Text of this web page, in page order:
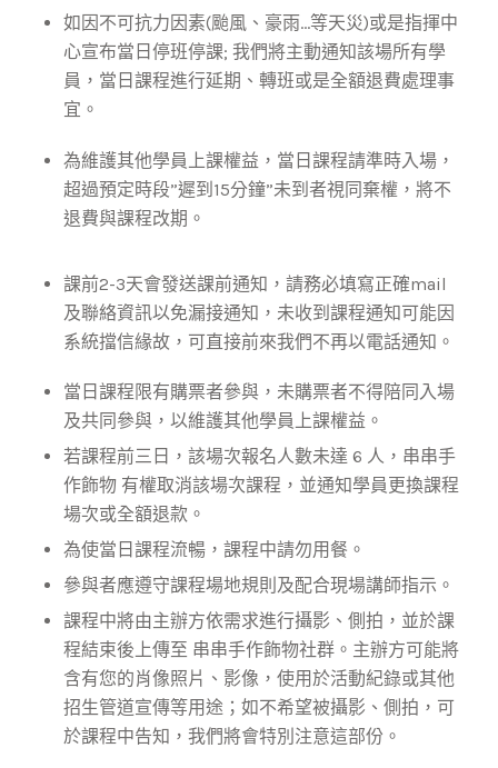
如因不可抗力因素(颱風、豪雨…等天災)或是指揮中
心宣布當日停班停課; 我們將主動通知該場所有學
員，當日課程進行延期、轉班或是全額退費處理事
宜。
為維護其他學員上課權益，當日課程請準時入場，
超過預定時段”遲到15分鐘”未到者視同棄權，將不
退費與課程改期。
課前2-3天會發送課前通知，請務必填寫正確mail
及聯絡資訊以免漏接通知，未收到課程通知可能因
系統擋信緣故，可直接前來我們不再以電話通知。
當日課程限有購票者參與，未購票者不得陪同入場
及共同參與，以維護其他學員上課權益。
若課程前三日，該場次報名人數未達 6 人，串串手
作飾物 有權取消該場次課程，並通知學員更換課程
場次或全額退款。
為使當日課程流暢，課程中請勿用餐。
參與者應遵守課程場地規則及配合現場講師指示。
課程中將由主辦方依需求進行攝影、側拍，並於課
程結束後上傳至 串串手作飾物社群。主辦方可能將
含有您的肖像照片、影像，使用於活動紀錄或其他
招生管道宣傳等用途；如不希望被攝影、側拍，可
於課程中告知，我們將會特別注意這部份。